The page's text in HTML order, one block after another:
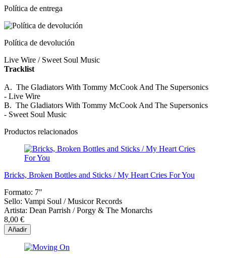
Política de entrega
Política de devolución
Live Wire / Sweet Soul Music
Tracklist
A. The Gladiators With Tommy McCook And The Supersonics
- Live Wire
B. The Gladiators With Tommy McCook And The Supersonics
- Sweet Soul Music
Productos relacionados
Bricks, Broken Bottles and Sticks / My Heart Cries For You
Formato: 7"
Sello: Vampi Soul ‎/ Musicor Records
Artista: Dean Parrish / Porgy & The Monarchs
8,00 €
Añadir